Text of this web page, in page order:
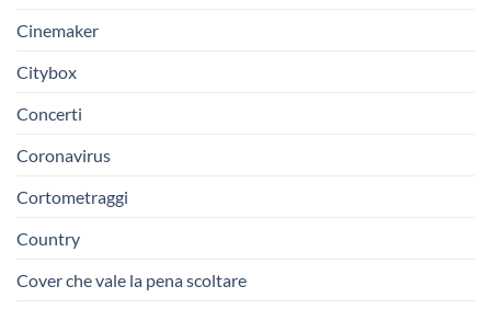
Cinemaker
Citybox
Concerti
Coronavirus
Cortometraggi
Country
Cover che vale la pena scoltare